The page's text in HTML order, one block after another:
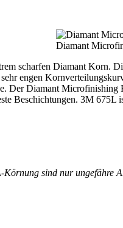
Diamant
scharfen Diamant Korn.
engen
Der Diamant
Beschichtungen. 3M
sind nur ungefähre